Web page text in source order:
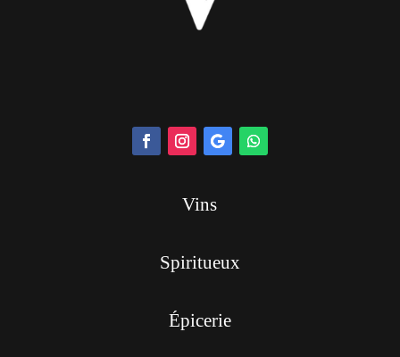
Vins
Spiritueux
Épicerie